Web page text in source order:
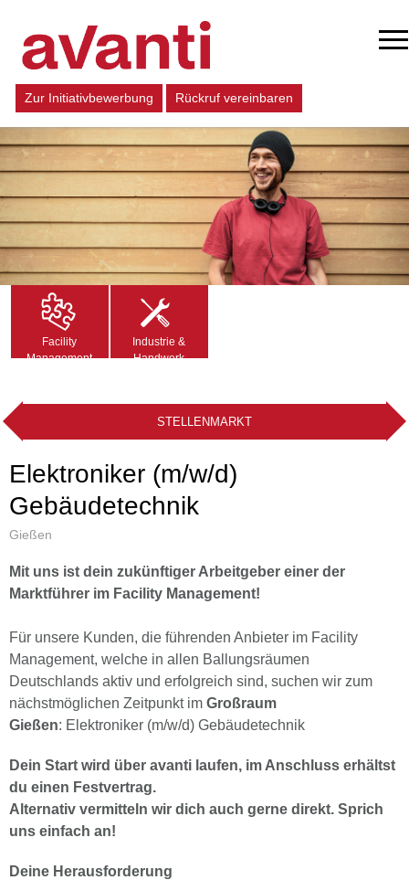
Zur Initiativbewerbung Rückruf vereinbaren
Facility
Management
Industrie &
Handwerk
STELLENMARKT
Elektroniker (m/w/d)
Gebäudetechnik
Gießen
Mit uns ist dein zukünftiger Arbeitgeber einer der
Marktführer im Facility Management!
Für unsere Kunden, die führenden Anbieter im Facility
Management, welche in allen Ballungsräumen
Deutschlands aktiv und erfolgreich sind, suchen wir zum
nächstmöglichen Zeitpunkt im Großraum
Gießen: Elektroniker (m/w/d) Gebäudetechnik
Dein Start wird über avanti laufen, im Anschluss erhältst
du einen Festvertrag.
Alternativ vermitteln wir dich auch gerne direkt. Sprich
uns einfach an!
Deine Herausforderung